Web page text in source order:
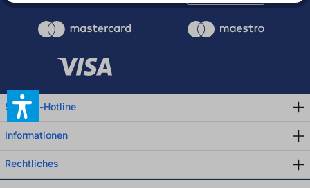
Service-Hotline
Informationen
Rechtliches